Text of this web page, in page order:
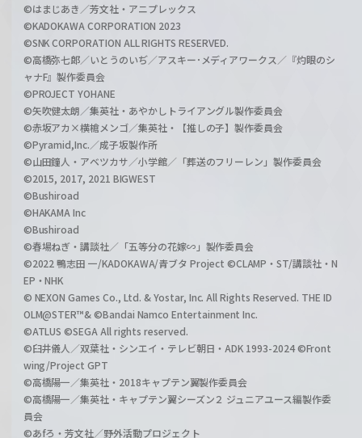
©はまじあき／芳文社・アニプレックス
©KADOKAWA CORPORATION 2023
©SNK CORPORATION ALL RIGHTS RESERVED.
©高橋弥七郎／いとうのいぢ／アスキー･メディアワークス／『灼眼のシ
ャナF』製作委員会
©PROJECT YOHANE
©矢吹健太朗／集英社・あやかしトライアングル製作委員会
©赤坂アカ×横槍メンゴ／集英社・【推しの子】製作委員会
©Pyramid,Inc.／成子坂製作所
©山田鐘人・アベツカサ／小学館／「葬送のフリーレン」製作委員会
©2015, 2017, 2021 BIGWEST
©Bushiroad
©HAKAMA Inc
©Bushiroad
©春場ねぎ・講談社／「五等分の花嫁∽」製作委員会
©2022 鴨志田 一/KADOKAWA/青ブタ Project ©CLAMP・ST/講談社・N
EP・NHK
© NEXON Games Co., Ltd. & Yostar, Inc. All Rights Reserved. THE ID
OLM@STER™& ©Bandai Namco Entertainment Inc.
©ATLUS ©SEGA All rights reserved.
©臼井儀人／双葉社・シンエイ・テレビ朝日・ADK 1993-2024 ©Front
wing/Project GPT
©高橋陽一／集英社・2018キャプテン翼製作委員会
©高橋陽一／集英社・キャプテン翼シーズン２ ジュニアユース編製作委
員会
©あfろ・芳文社／野外活動プロジェクト